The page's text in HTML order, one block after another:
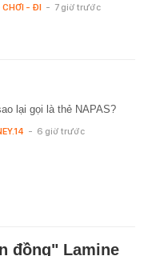
CHƠI - ĐI - 7 giờ trước
lại gọi là thẻ NAPAS?
- 6 giờ trước
đồng" Lamine